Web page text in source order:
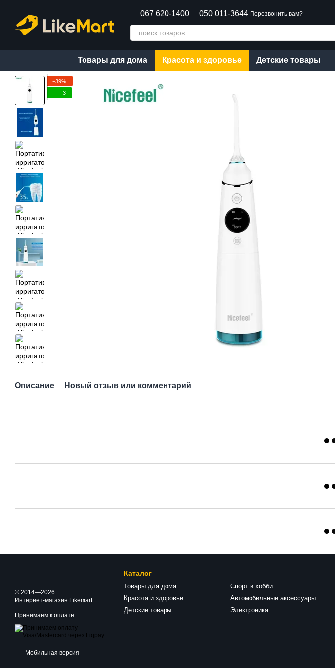
067 620-1400 050 011-3644 Перезвонить вам?
Товары для дома Красота и здоровье Детские товары
−39%
3
Описание Новый отзыв или комментарий
© 2014—2026
Интернет-магазин Likemart
Принимаем к оплате
Мобильная версия
Каталог
Товары для дома
Красота и здоровье
Детские товары
Спорт и хобби
Автомобильные аксессуары
Электроника